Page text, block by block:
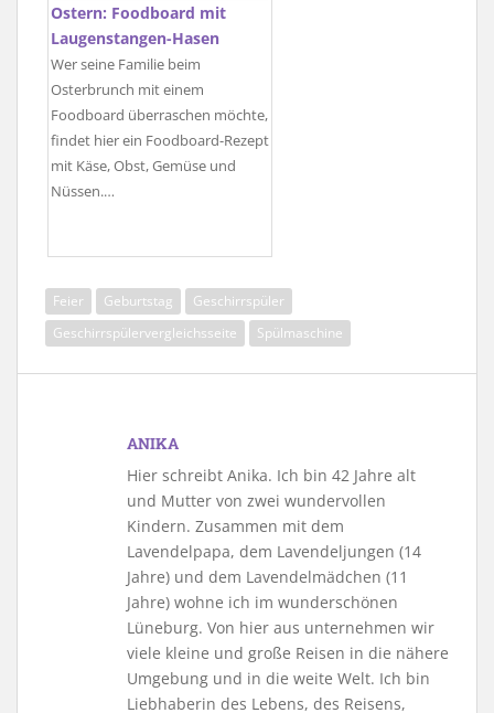
Ostern: Foodboard mit
Laugenstangen-Hasen
Wer seine Familie beim
Osterbrunch mit einem
Foodboard überraschen möchte,
findet hier ein Foodboard-Rezept
mit Käse, Obst, Gemüse und
Nüssen.…
Feier Geburtstag
Geschirrspüler
Geschirrspülervergleichsseite
Spülmaschine
ANIKA
Hier schreibt Anika. Ich bin 42 Jahre alt
und Mutter von zwei wundervollen
Kindern. Zusammen mit dem
Lavendelpapa, dem Lavendeljungen (14
Jahre) und dem Lavendelmädchen (11
Jahre) wohne ich im wunderschönen
Lüneburg. Von hier aus unternehmen wir
viele kleine und große Reisen in die nähere
Umgebung und in die weite Welt. Ich bin
Liebhaberin des Lebens, des Reisens,